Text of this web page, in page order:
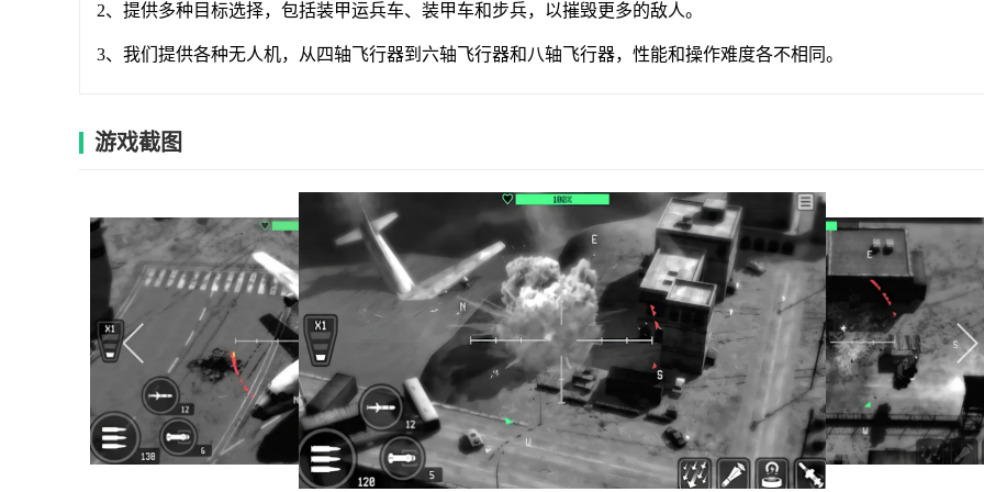
2、提供多种目标选择，包括装甲运兵车、装甲车和步兵，以摧毁更多的敌人。
3、我们提供各种无人机，从四轴飞行器到六轴飞行器和八轴飞行器，性能和操作难度各不相同。
游戏截图